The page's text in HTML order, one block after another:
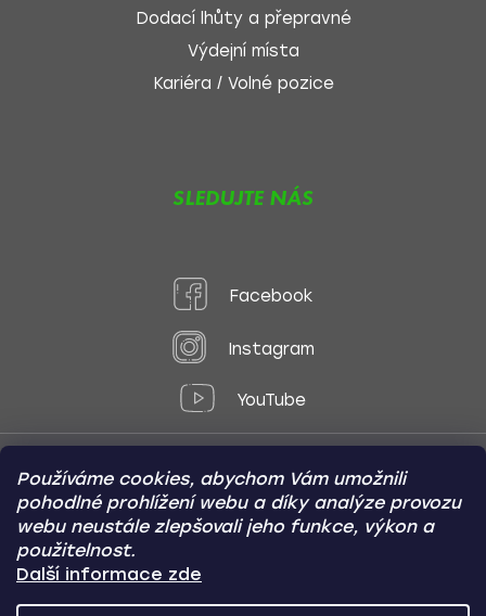
Používáme cookies, abychom Vám umožnili
pohodlné prohlížení webu a díky analýze provozu
webu neustále zlepšovali jeho funkce, výkon a
použitelnost.
Další informace zde
Dodací lhůty a přepravné
Výdejní místa
Kariéra / Volné pozice
SLEDUJTE NÁS
Facebook
Instagram
YouTube
Způsoby platby:
Online
Převod
Dobírka